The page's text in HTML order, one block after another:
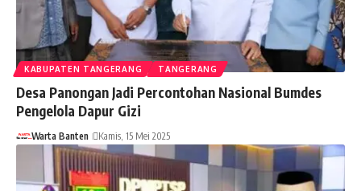
KABUPATEN TANGERANG TANGERANG
Desa Panongan Jadi Percontohan Nasional Bumdes
Pengelola Dapur Gizi
Warta Banten Kamis, 15 Mei 2025